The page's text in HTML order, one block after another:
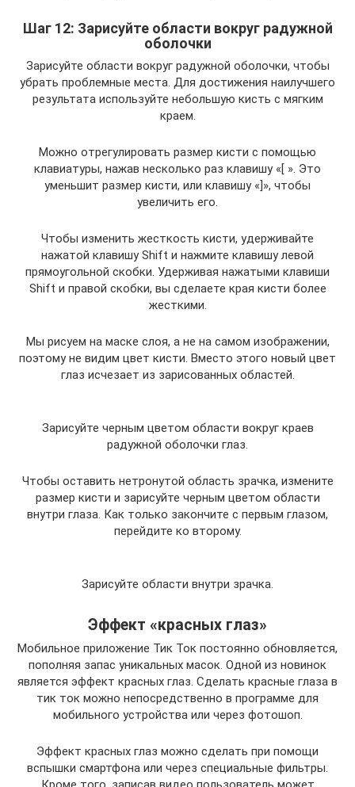
Шаг 12: Зарисуйте области вокруг радужной
оболочки
Зарисуйте области вокруг радужной оболочки, чтобы
убрать проблемные места. Для достижения наилучшего
результата используйте небольшую кисть с мягким
краем.
Можно отрегулировать размер кисти с помощью
клавиатуры, нажав несколько раз клавишу «[ ». Это
уменьшит размер кисти, или клавишу «]», чтобы
увеличить его.
Чтобы изменить жесткость кисти, удерживайте
нажатой клавишу Shift и нажмите клавишу левой
прямоугольной скобки. Удерживая нажатыми клавиши
Shift и правой скобки, вы сделаете края кисти более
жесткими.
Мы рисуем на маске слоя, а не на самом изображении,
поэтому не видим цвет кисти. Вместо этого новый цвет
глаз исчезает из зарисованных областей.
Зарисуйте черным цветом области вокруг краев
радужной оболочки глаз.
Чтобы оставить нетронутой область зрачка, измените
размер кисти и зарисуйте черным цветом области
внутри глаза. Как только закончите с первым глазом,
перейдите ко второму.
Зарисуйте области внутри зрачка.
Эффект «красных глаз»
Мобильное приложение Тик Ток постоянно обновляется,
пополняя запас уникальных масок. Одной из новинок
является эффект красных глаз. Сделать красные глаза в
тик ток можно непосредственно в программе для
мобильного устройства или через фотошоп.
Эффект красных глаз можно сделать при помощи
вспышки смартфона или через специальные фильтры.